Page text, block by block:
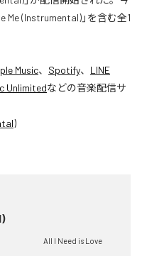
(Instrumental)」を含む全1
Music、 Spotify、 LINE
Unlimitedなどの音楽配信サ
All I Need is Love